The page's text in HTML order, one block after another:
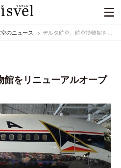
のニュース デルタ航空、航空博物館をリニューアルオープン
館をリニューアルオープ